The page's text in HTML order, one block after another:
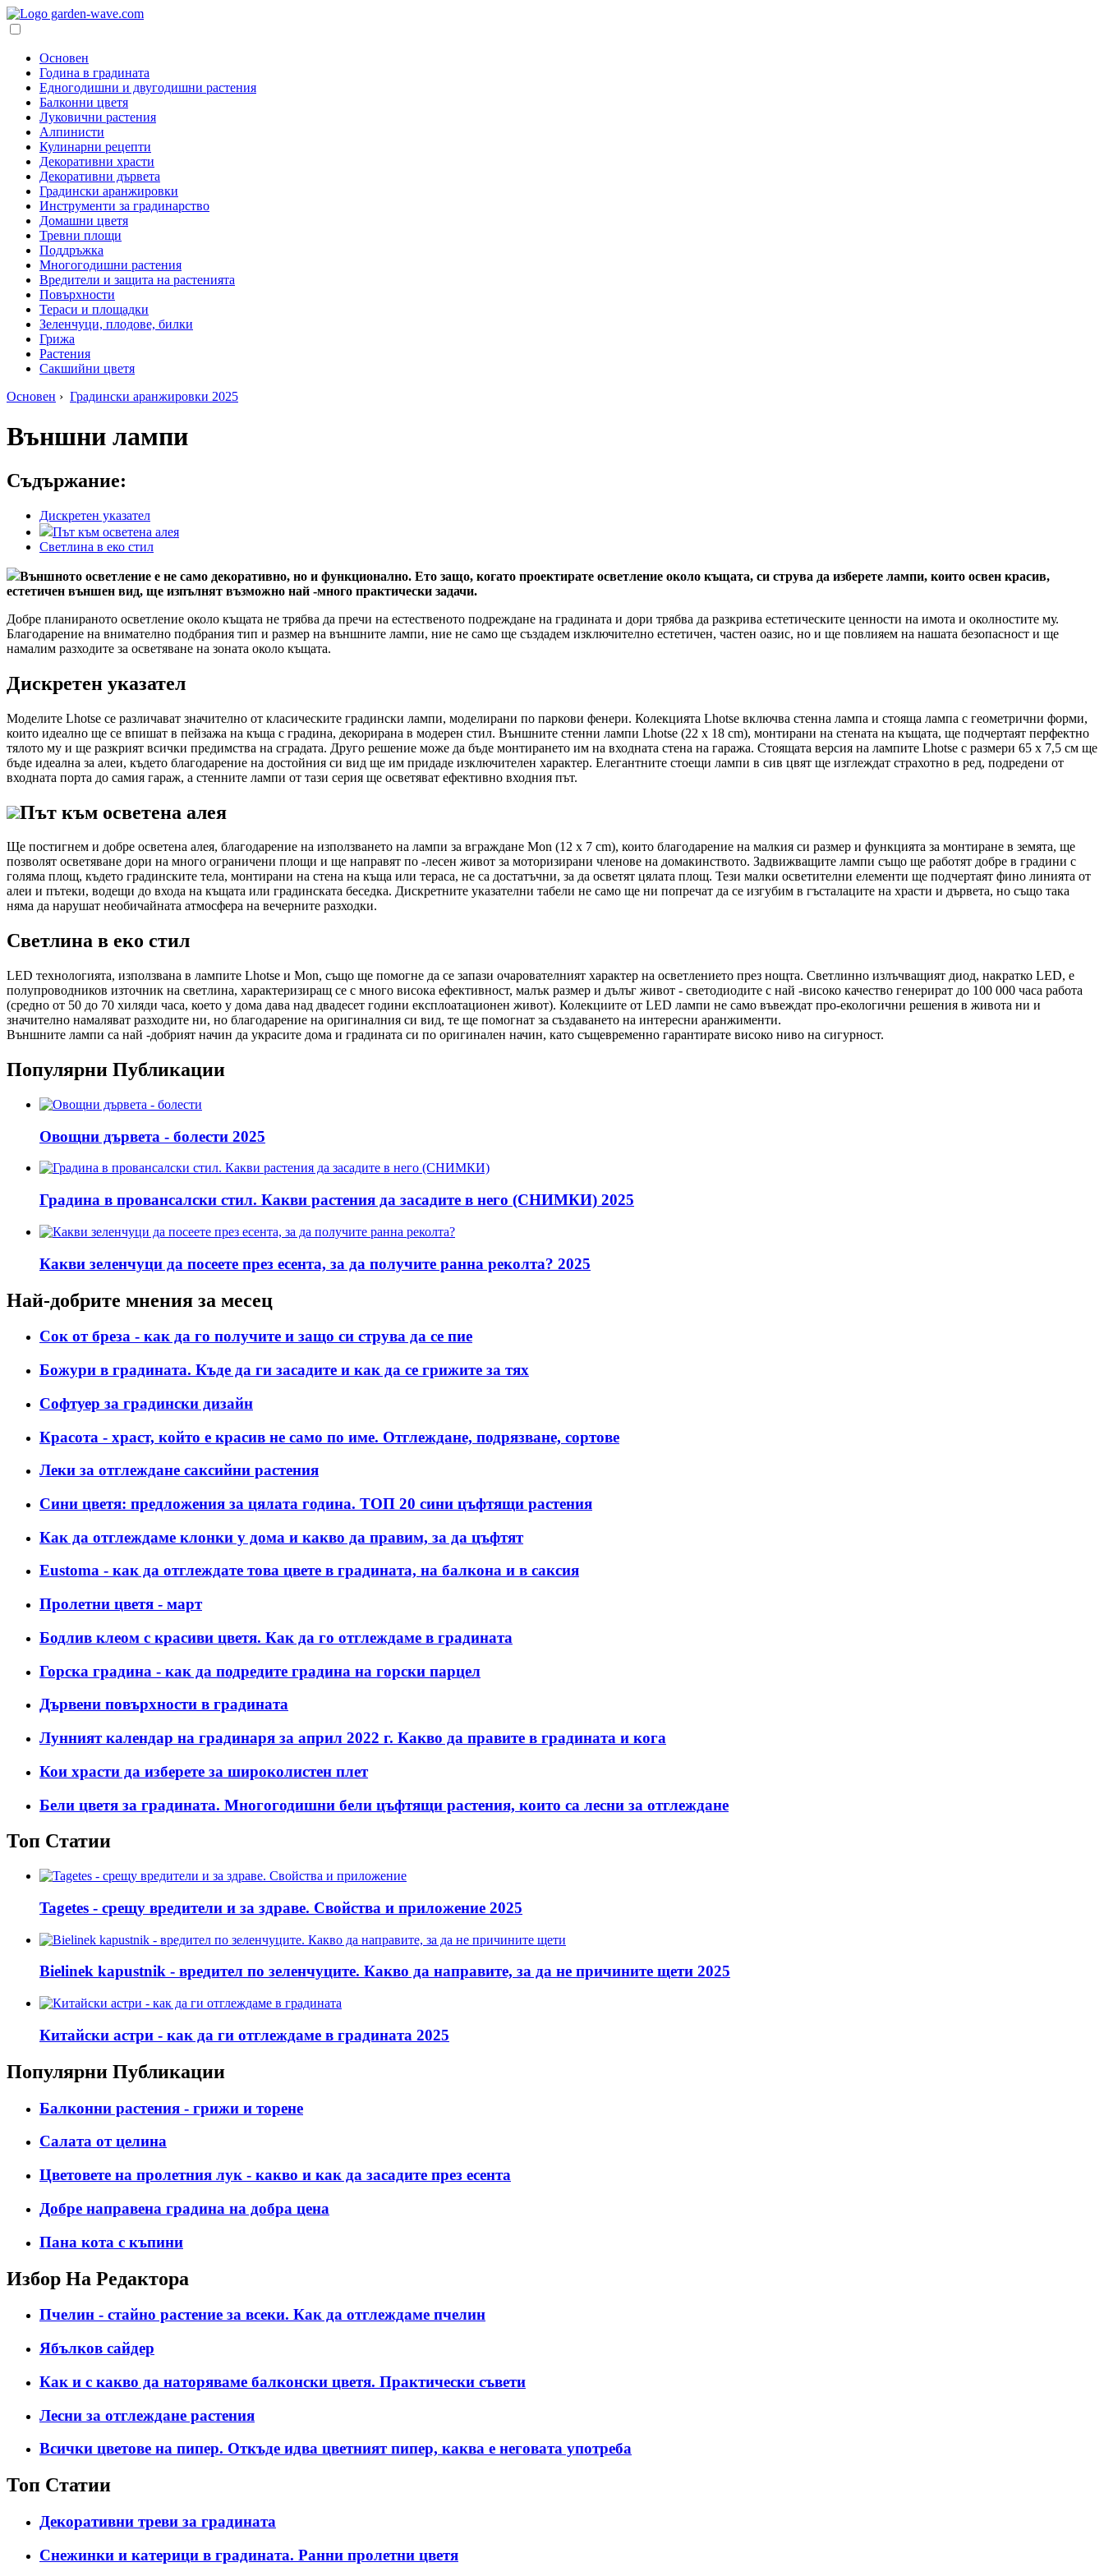
Основен
Година в градината
Едногодишни и двугодишни растения
Балконни цветя
Луковични растения
Алпинисти
Кулинарни рецепти
Декоративни храсти
Декоративни дървета
Градински аранжировки
Инструменти за градинарство
Домашни цветя
Тревни площи
Поддръжка
Многогодишни растения
Вредители и защита на растенията
Повърхности
Тераси и площадки
Зеленчуци, плодове, билки
Грижа
Растения
Сакшийни цветя
Основен › Градински аранжировки 2025
Външни лампи
Съдържание:
Дискретен указател
Път към осветена алея
Светлина в еко стил
Външното осветление е не само декоративно, но и функционално. Ето защо, когато проектирате осветление около къщата, си струва да изберете лампи, които освен красив,
естетичен външен вид, ще изпълнят възможно най -много практически задачи.
Добре планираното осветление около къщата не трябва да пречи на естественото подреждане на градината и дори трябва да разкрива естетическите ценности на имота и околностите му.
Благодарение на внимателно подбрания тип и размер на външните лампи, ние не само ще създадем изключително естетичен, частен оазис, но и ще повлияем на нашата безопасност и ще
намалим разходите за осветяване на зоната около къщата.
Дискретен указател
Моделите Lhotse се различават значително от класическите градински лампи, моделирани по паркови фенери. Колекцията Lhotse включва стенна лампа и стояща лампа с геометрични форми,
които идеално ще се впишат в пейзажа на къща с градина, декорирана в модерен стил. Външните стенни лампи Lhotse (22 x 18 cm), монтирани на стената на къщата, ще подчертаят перфектно
тялото му и ще разкрият всички предимства на сградата. Друго решение може да бъде монтирането им на входната стена на гаража. Стоящата версия на лампите Lhotse с размери 65 х 7,5 см ще
бъде идеална за алеи, където благодарение на достойния си вид ще им придаде изключителен характер. Елегантните стоещи лампи в сив цвят ще изглеждат страхотно в ред, подредени от
входната порта до самия гараж, а стенните лампи от тази серия ще осветяват ефективно входния път.
Път към осветена алея
Ще постигнем и добре осветена алея, благодарение на използването на лампи за вграждане Mon (12 x 7 cm), които благодарение на малкия си размер и функцията за монтиране в земята, ще
позволят осветяване дори на много ограничени площи и ще направят по -лесен живот за моторизирани членове на домакинството. Задвижващите лампи също ще работят добре в градини с
голяма площ, където градинските тела, монтирани на стена на къща или тераса, не са достатъчни, за да осветят цялата площ. Тези малки осветителни елементи ще подчертаят фино линията от
алеи и пътеки, водещи до входа на къщата или градинската беседка. Дискретните указателни табели не само ще ни попречат да се изгубим в гъсталаците на храсти и дървета, но също така
няма да нарушат необичайната атмосфера на вечерните разходки.
Светлина в еко стил
LED технологията, използвана в лампите Lhotse и Mon, също ще помогне да се запази очарователният характер на осветлението през нощта. Светлинно излъчващият диод, накратко LED, е
полупроводников източник на светлина, характеризиращ се с много висока ефективност, малък размер и дълъг живот - светодиодите с най -високо качество генерират до 100 000 часа работа
(средно от 50 до 70 хиляди часа, което у дома дава над двадесет години експлоатационен живот). Колекциите от LED лампи не само въвеждат про-екологични решения в живота ни и
значително намаляват разходите ни, но благодарение на оригиналния си вид, те ще помогнат за създаването на интересни аранжименти.
Външните лампи са най -добрият начин да украсите дома и градината си по оригинален начин, като същевременно гарантирате високо ниво на сигурност.
Популярни Публикации
Овощни дървета - болести 2025
Градина в провансалски стил. Какви растения да засадите в него (СНИМКИ) 2025
Какви зеленчуци да посеете през есента, за да получите ранна реколта? 2025
Най-добрите мнения за месец
Сок от бреза - как да го получите и защо си струва да се пие
Божури в градината. Къде да ги засадите и как да се грижите за тях
Софтуер за градински дизайн
Красота - храст, който е красив не само по име. Отглеждане, подрязване, сортове
Леки за отглеждане саксийни растения
Сини цветя: предложения за цялата година. ТОП 20 сини цъфтящи растения
Как да отглеждаме клонки у дома и какво да правим, за да цъфтят
Eustoma - как да отглеждате това цвете в градината, на балкона и в саксия
Пролетни цветя - март
Бодлив клеом с красиви цветя. Как да го отглеждаме в градината
Горска градина - как да подредите градина на горски парцел
Дървени повърхности в градината
Лунният календар на градинаря за април 2022 г. Какво да правите в градината и кога
Кои храсти да изберете за широколистен плет
Бели цветя за градината. Многогодишни бели цъфтящи растения, които са лесни за отглеждане
Топ Статии
Tagetes - срещу вредители и за здраве. Свойства и приложение 2025
Bielinek kapustnik - вредител по зеленчуците. Какво да направите, за да не причините щети 2025
Китайски астри - как да ги отглеждаме в градината 2025
Популярни Публикации
Балконни растения - грижи и торене
Салата от целина
Цветовете на пролетния лук - какво и как да засадите през есента
Добре направена градина на добра цена
Пана кота с къпини
Избор На Редактора
Пчелин - стайно растение за всеки. Как да отглеждаме пчелин
Ябълков сайдер
Как и с какво да наторяваме балконски цветя. Практически съвети
Лесни за отглеждане растения
Всички цветове на пипер. Откъде идва цветният пипер, каква е неговата употреба
Топ Статии
Декоративни треви за градината
Снежинки и катерици в градината. Ранни пролетни цветя